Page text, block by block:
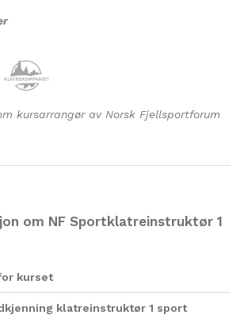
kursarrangør av Norsk Fjellsportforum
om NF Sportklatreinstruktør 1
kurset
klatreinstruktør 1 sport